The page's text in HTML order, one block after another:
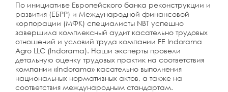
По инициативе Европейского банка реконструкции и
развития (ЕБРР) и Международной финансовой
корпорации (МФК) специалисты NBT успешно
завершила комплексный аудит касательно трудовых
отношений и условий труда компании FE Indorama
Agro LLC (Indorama). Наши эксперты провели
детальную оценку трудовых практик на соответствия
компании «Indorama» касательно выполнения
национальных нормативных актов, а также на
соответствия международным стандартам.